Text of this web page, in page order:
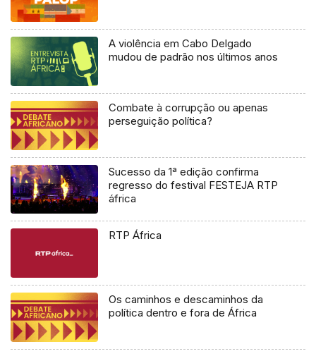
A violência em Cabo Delgado
mudou de padrão nos últimos anos
Combate à corrupção ou apenas
perseguição política?
Sucesso da 1ª edição confirma
regresso do festival FESTEJA RTP
áfrica
RTP África
Os caminhos e descaminhos da
política dentro e fora de África